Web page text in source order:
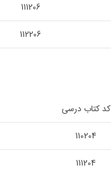
111206
112206
کد کتاب درسی
110204
111204